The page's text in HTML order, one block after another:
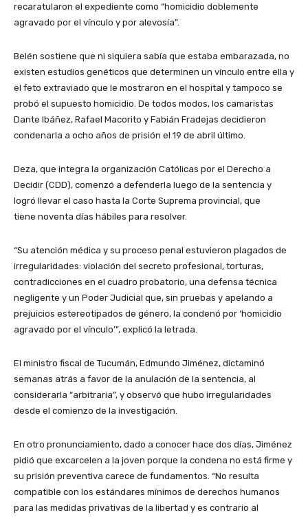
recaratularon el expediente como “homicidio doblemente
agravado por el vínculo y por alevosía”.
Belén sostiene que ni siquiera sabía que estaba embarazada, no
existen estudios genéticos que determinen un vínculo entre ella y
el feto extraviado que le mostraron en el hospital y tampoco se
probó el supuesto homicidio. De todos modos, los camaristas
Dante Ibáñez, Rafael Macorito y Fabián Fradejas decidieron
condenarla a ocho años de prisión el 19 de abril último.
Deza, que integra la organización Católicas por el Derecho a
Decidir (CDD), comenzó a defenderla luego de la sentencia y
logró llevar el caso hasta la Corte Suprema provincial, que
tiene noventa días hábiles para resolver.
“Su atención médica y su proceso penal estuvieron plagados de
irregularidades: violación del secreto profesional, torturas,
contradicciones en el cuadro probatorio, una defensa técnica
negligente y un Poder Judicial que, sin pruebas y apelando a
prejuicios estereotipados de género, la condenó por ‘homicidio
agravado por el vínculo’”, explicó la letrada.
El ministro fiscal de Tucumán, Edmundo Jiménez, dictaminó
semanas atrás a favor de la anulación de la sentencia, al
considerarla “arbitraria”, y observó que hubo irregularidades
desde el comienzo de la investigación.
En otro pronunciamiento, dado a conocer hace dos días, Jiménez
pidió que excarcelen a la joven porque la condena no está firme y
su prisión preventiva carece de fundamentos. “No resulta
compatible con los estándares mínimos de derechos humanos
para las medidas privativas de la libertad y es contrario al